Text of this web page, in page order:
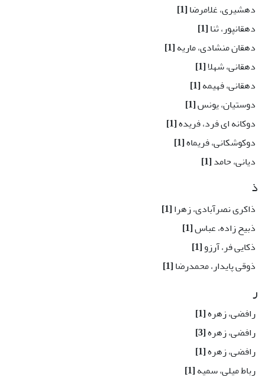
دهشیری، غلامرضا[1]
دهقانپور، ثنا[1]
دهقان منشادی، ماریه[1]
دهقانی، شهلا[1]
دهقانی، فهیمه[1]
دوستیان، یونس[1]
دوکانه ای فرد، فریده[1]
دوکوشکانی، فریماه[1]
دیانی، حامد[1]
ذ
ذاکری نصرآبادی، زهرا[1]
ذبیح زاده، عباس[1]
ذکایی فر، آرزو[1]
ذوقی پایدار، محمدرضا[1]
ر
رافضی، زهره[1]
رافضی، زهره[3]
رافضی، زهره[1]
رباط میلی، سمیه[1]